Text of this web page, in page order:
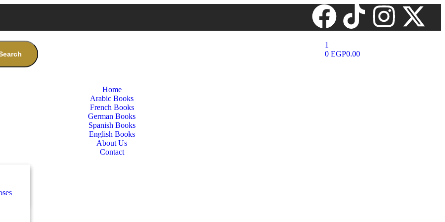
1
0 EGP0.00
Home
Arabic Books
French Books
German Books
Spanish Books
English Books
About Us
Contact